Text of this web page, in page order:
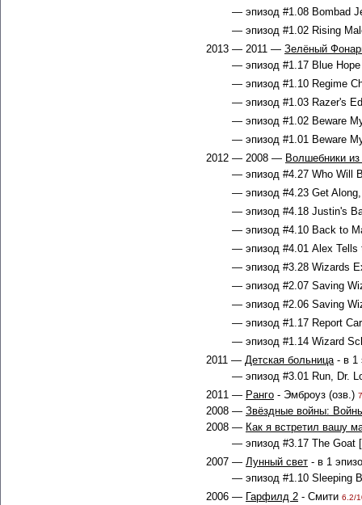
— эпизод #1.08 Bombad
— эпизод #1.02 Rising
2013 — 2011 — Зелёный
— эпизод #1.17 Blue
— эпизод #1.10 Regime
— эпизод #1.03 Razer's
— эпизод #1.02 Beware
— эпизод #1.01 Beware
2012 — 2008 — Волшебники
— эпизод #4.27 Who Will
— эпизод #4.23 Get
— эпизод #4.18 Justin's
— эпизод #4.10 Back to
— эпизод #4.01 Alex Tells
— эпизод #3.28 Wizards
— эпизод #2.07 Saving
— эпизод #2.06 Saving
— эпизод #1.17 Report
— эпизод #1.14 Wizard
2011 — Детская больница- в 1
— эпизод #3.01 Run, Dr.
2011 — Ранго - Эмброуз (озв.)
2008 — Звёздные войны:
2008 — Как я встретил вашу
— эпизод #3.17 The Goat
2007 — Лунный свет - в 1
— эпизод #1.10 Sleeping
2006 — Гарфилд 2 - Смити 6.2/